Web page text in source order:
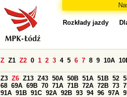
Rozkłady jazdy
Z Z1 Z2 0 1 2 3 4 5 6 7 8 9 10A
Z3 Z6 Z13 Z43 50A 50B 51A 51B 52
68 69A 69B 70 71A 71B 72A 72B 73
91A 91B 91C 92A 92B 93 94 96 97A